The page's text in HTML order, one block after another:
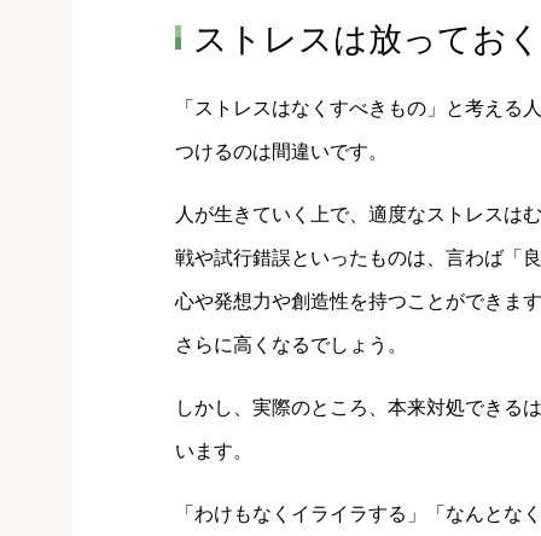
ストレスは放ってお
「ストレスはなくすべきもの」と考える
つけるのは間違いです。
人が生きていく上で、適度なストレスは
戦や試行錯誤といったものは、言わば「
心や発想力や創造性を持つことができま
さらに高くなるでしょう。
しかし、実際のところ、本来対処できる
います。
「わけもなくイライラする」「なんとな